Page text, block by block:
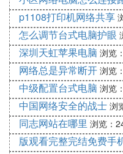
（5）到现在为止，房
家，658个城市。并且
亿，累计的注册用户数
2、吉屋网
(1)吉屋网成立于2011
务”的方针，搭建了一
房代理公司和开发商
交易，从而提高行业效
(2)吉屋网的创始人和
p1108打印机网络共享
怎么调节台式电脑护眼
深圳天虹苹果电脑 浏览
网络总是异常断开 浏览
中级配置台式电脑 浏览
中国网络安全的战士 浏
同志网站在哪里 浏览：
版观看完整完结免费手